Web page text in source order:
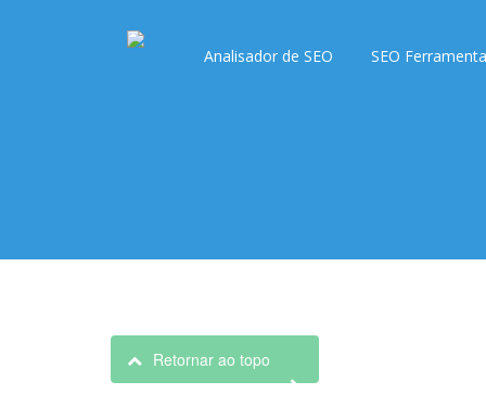
Analisador de SEO SEO
Retornar ao topo